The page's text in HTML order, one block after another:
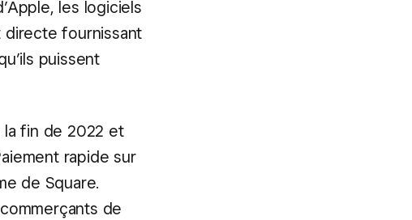
les logiciels
fournissant
puissent
la fin de 2022 et
rapide sur
de Square.
de